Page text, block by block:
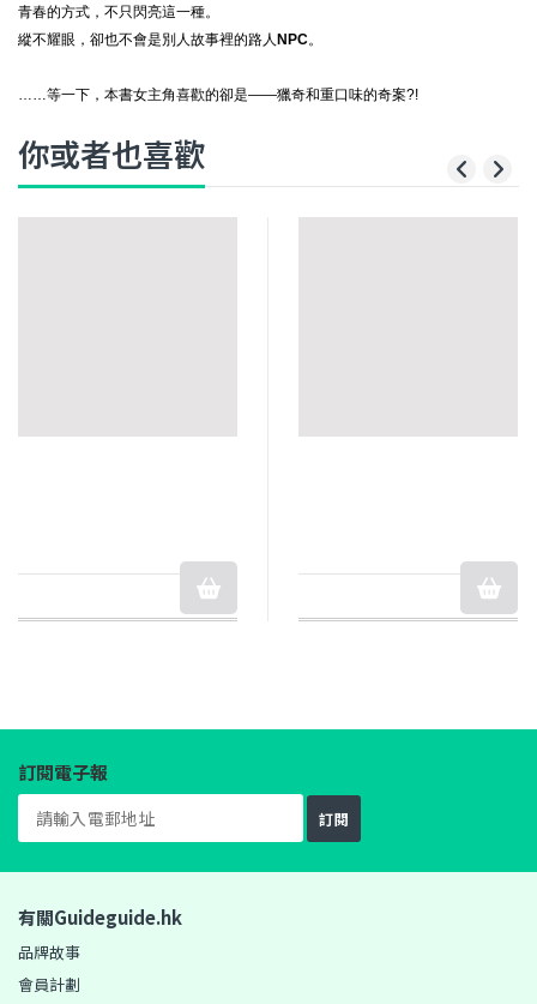
青春的方式，不只閃亮這一種。
縱不耀眼，卻也不會是別人故事裡的路人 NPC。
……等一下，本書女主角喜歡的卻是——獵奇和重口味的奇案?!
你或者也喜歡
訂閱電子報
訂閱
有關Guideguide.hk
品牌故事
會員計劃